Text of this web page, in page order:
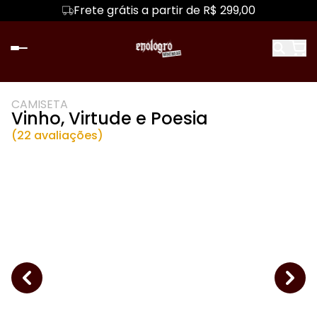
Frete grátis a partir de R$ 299,00
CAMISETA
Vinho, Virtude e Poesia
(22 avaliações)